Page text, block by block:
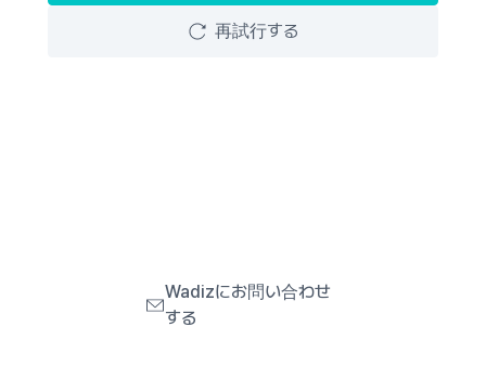
再試行する
Wadizにお問い合わせ
する